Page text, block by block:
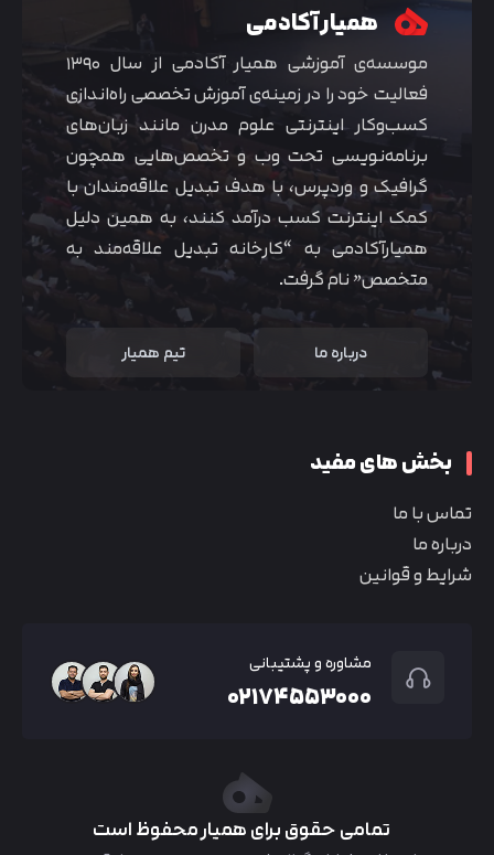
همیار آکادمی
موسسه‌ی آموزشی همیار آکادمی از سال ۱۳۹۰
فعالیت خود را در زمینه‌ی آموزش تخصصی راه‌اندازی
کسب‌و‌کار اینترنتی علوم مدرن مانند زبان‌های
برنامه‌نویسی تحت وب و تخصص‌هایی همچون
گرافیک و وردپرس، با هدف تبدیل علاقه‌مندان با
کمک اینترنت کسب درآمد کنند، به همین دلیل
همیارآکادمی به “کارخانه تبدیل علاقه‌مند به
متخصص” نام گرفت.
درباره ما تیم همیار
بخش های مفید
تماس با ما
درباره ما
شرایط و قوانین
مشاوره و پشتیبانی
۰۲۱۷۴۵۵۳۰۰۰
تمامی حقوق برای همیار محفوظ است
متوجه شدم